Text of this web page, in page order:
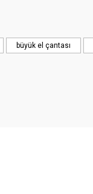
büyük el çantası